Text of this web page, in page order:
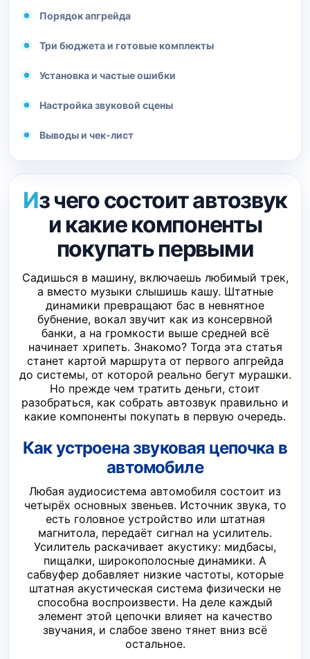
Порядок апгрейда
Три бюджета и готовые комплекты
Установка и частые ошибки
Настройка звуковой сцены
Выводы и чек-лист
Из чего состоит автозвук
и какие компоненты
покупать первыми
Садишься в машину, включаешь любимый трек,
а вместо музыки слышишь кашу. Штатные
динамики превращают бас в невнятное
бубнение, вокал звучит как из консервной
банки, а на громкости выше средней всё
начинает хрипеть. Знакомо? Тогда эта статья
станет картой маршрута от первого апгрейда
до системы, от которой реально бегут мурашки.
Но прежде чем тратить деньги, стоит
разобраться, как собрать автозвук правильно и
какие компоненты покупать в первую очередь.
Как устроена звуковая цепочка в
автомобиле
Любая аудиосистема автомобиля состоит из
четырёх основных звеньев. Источник звука, то
есть головное устройство или штатная
магнитола, передаёт сигнал на усилитель.
Усилитель раскачивает акустику: мидбасы,
пищалки, широкополосные динамики. А
сабвуфер добавляет низкие частоты, которые
штатная акустическая система физически не
способна воспроизвести. На деле каждый
элемент этой цепочки влияет на качество
звучания, и слабое звено тянет вниз всё
остальное.